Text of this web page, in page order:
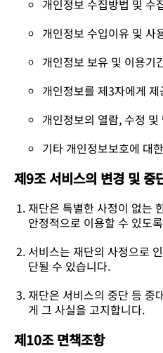
개인정보 수집방법 및 수
개인정보 수입이유 및 사
개인정보 보유 및 이용기
개인정보를 제3자에게
개인정보의 열람, 수정 및
기타 개인정보보호에 대
제9조 서비스의 변경 및 중
재단은 특별한 사정이 없는
안정적으로 이용할 수 있도
서비스는 재단의 사정으로
단될 수 있습니다.
재단은 서비스의 중단 등 중
게 그 사실을 고지합니다.
제10조 면책조항